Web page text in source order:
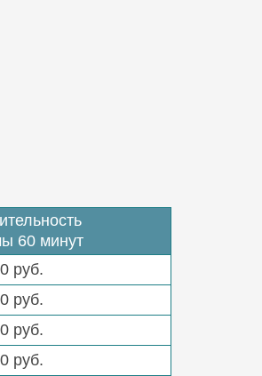
60 минут
руб.
руб.
руб.
руб.